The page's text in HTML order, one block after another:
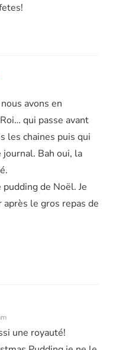
avons en
qui passe avant
les chaines puis qui
journal. Bah oui, la
de Noël. Je
le gros repas de
une royauté!